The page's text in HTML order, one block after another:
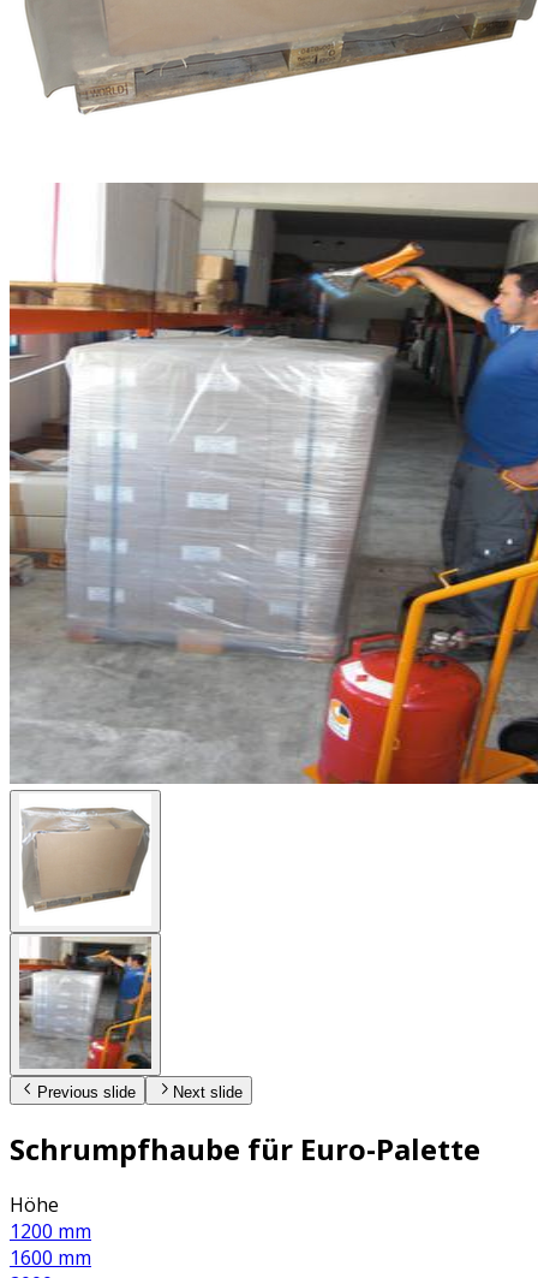
Previous slide Next slide
Schrumpfhaube für Euro-Palette
Höhe
1200 mm
1600 mm